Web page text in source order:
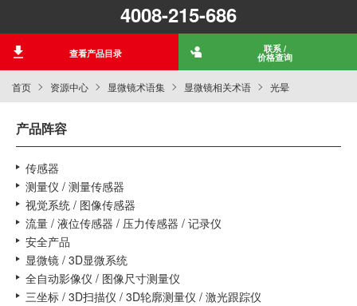
首页 资源中心 显微镜术语集 显微镜相关术语 光晕
4008-215-686
查看产品目录 联系 /
价格查询
产品阵容
传感器
测量仪 / 测量传感器
视觉系统 / 图像传感器
流量 / 液位传感器 / 压力传感器 / 记录仪
安全产品
显微镜 / 3D显微系统
全自动影像仪 / 图像尺寸测量仪
三坐标 / 3D扫描仪 / 3D轮廓测量仪 / 激光跟踪仪